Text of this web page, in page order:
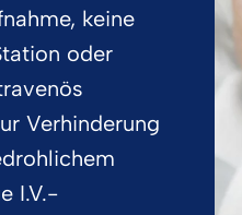
keine
oder
Verhinderung
I.V.-